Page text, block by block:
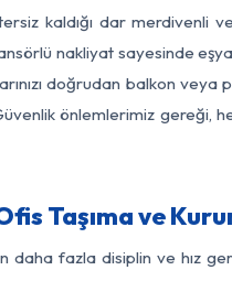
kaldığı dar merdivenli
nakliyat sayesinde
doğrudan balkon
Güvenlik önlemlerimiz
Taşıma ve
daha fazla disiplin ve hız